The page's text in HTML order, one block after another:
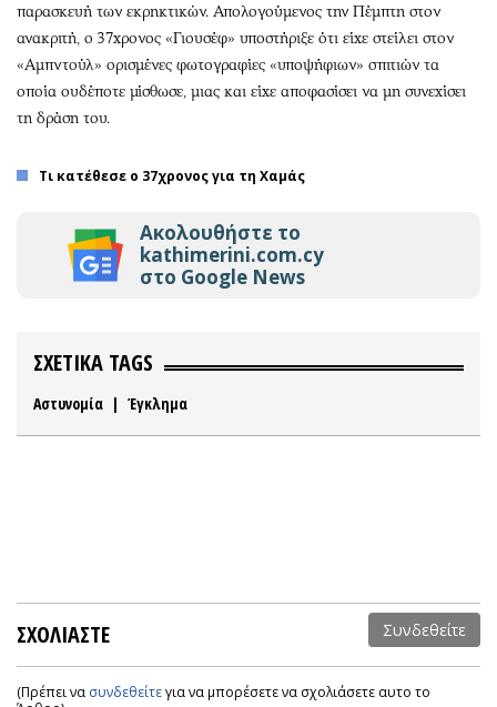
παρασκευή των εκρηκτικών. Απολογούμενος την Πέμπτη στον
ανακριτή, ο 37χρονος «Γιουσέφ» υποστήριξε ότι είχε στείλει στον
«Αμπντούλ» ορισμένες φωτογραφίες «υποψήφιων» σπιτιών τα
οποία ουδέποτε μίσθωσε, μιας και είχε αποφασίσει να μη συνεχίσει
τη δράση του.
Τι κατέθεσε ο 37χρονος για τη Χαμάς
Ακολουθήστε το
kathimerini.com.cy
στο Google News
ΣΧΕΤΙΚΑ TAGS
Αστυνομία | Έγκλημα
ΣΧΟΛΙΑΣΤΕ Συνδεθείτε
(Πρέπει να συνδεθείτεγια να μπορέσετε να σχολιάσετε αυτο το